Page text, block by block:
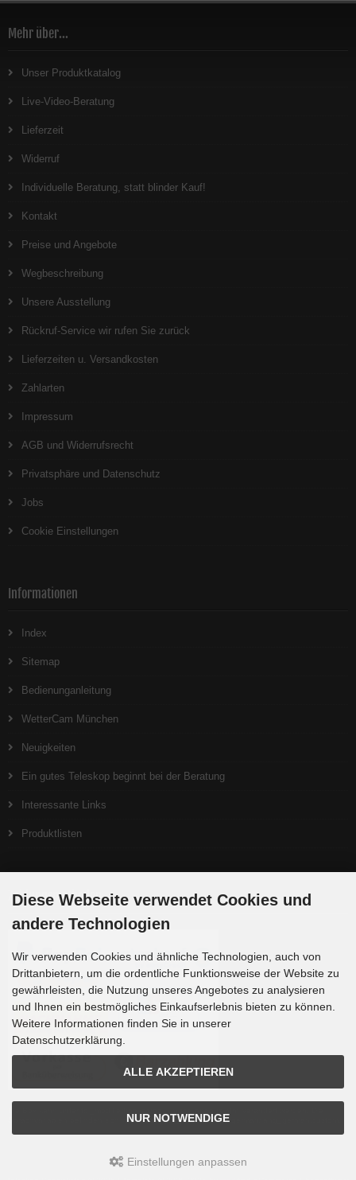
Mehr über...
Unser Produktkatalog
Live-Video-Beratung
Lieferzeit
Widerruf
Individuelle Beratung, statt blinder Kauf!
Kontakt
Preise und Angebote
Wegbeschreibung
Unsere Ausstellung
Rückruf-Service wir rufen Sie zurück
Lieferzeiten u. Versandkosten
Zahlarten
Impressum
AGB und Widerrufsrecht
Privatsphäre und Datenschutz
Jobs
Cookie Einstellungen
Informationen
Index
Sitemap
Bedienunganleitung
WetterCam München
Neuigkeiten
Ein gutes Teleskop beginnt bei der Beratung
Interessante Links
Produktlisten
Zahlungsmethoden
Sprachvariablen befinden sich in der Datei tpl_modified/lang/german/lang_german.custom.
Diese Webseite verwendet Cookies und
andere Technologien
Wir verwenden Cookies und ähnliche Technologien, auch von
Drittanbietern, um die ordentliche Funktionsweise der Website zu
gewährleisten, die Nutzung unseres Angebotes zu analysieren
und Ihnen ein bestmögliches Einkaufserlebnis bieten zu können.
Weitere Informationen finden Sie in unserer
Datenschutzerklärung.
ALLE AKZEPTIEREN
NUR NOTWENDIGE
Einstellungen anpassen